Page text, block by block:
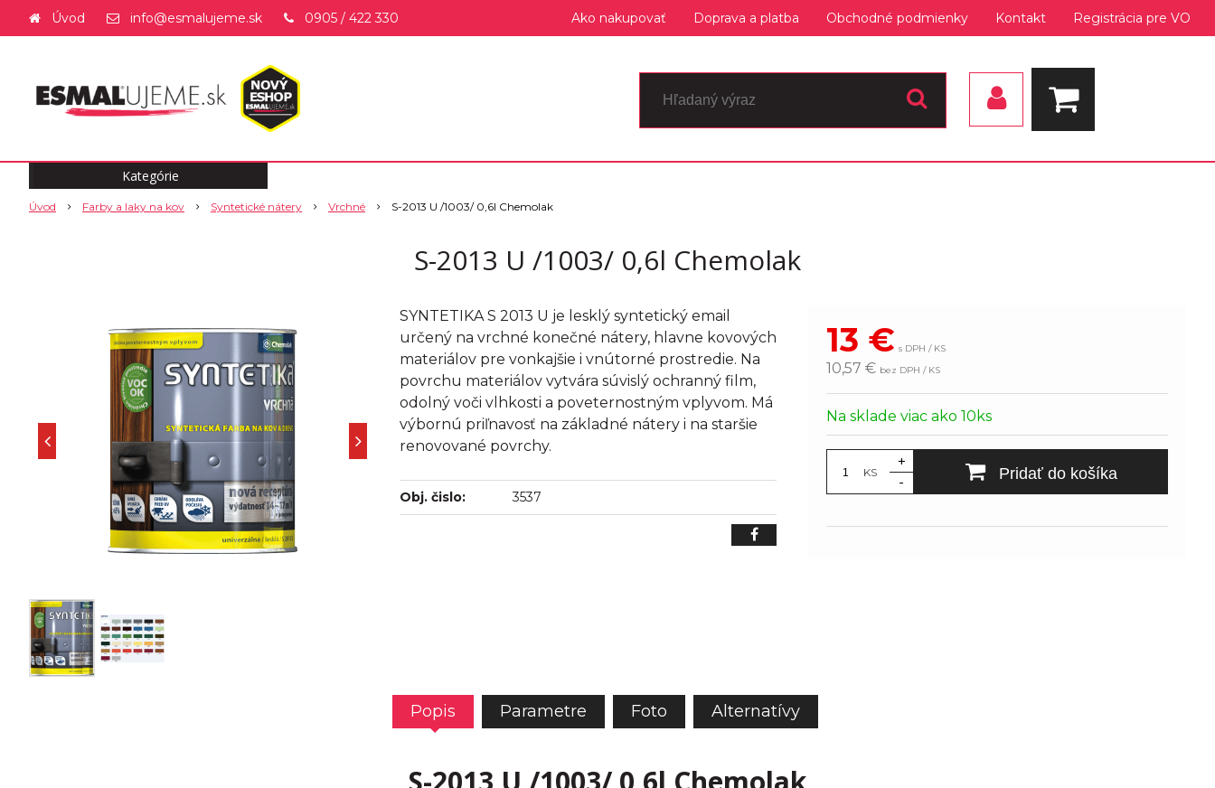
Úvod info@esmalujeme.sk 0905 / 422 330 Ako nakupovať Doprava a platba Obchodné podmienky Kontakt Registrácia pre VO
Úvod Farby a laky na kov Syntetické nátery Vrchné S-2013 U /1003/ 0,6l Chemolak
S-2013 U /1003/ 0,6l Chemolak
13 € s DPH / KS
10,57 € bez DPH / KS
Na sklade viac ako 10ks
KS
+
-
Pridať do košíka
SYNTETIKA S 2013 U je lesklý syntetický email
určený na vrchné konečné nátery, hlavne kovových
materiálov pre vonkajšie i vnútorné prostredie. Na
povrchu materiálov vytvára súvislý ochranný film,
odolný voči vlhkosti a poveternostným vplyvom. Má
výbornú priľnavosť na základné nátery i na staršie
renovované povrchy.
Obj. čislo: 3537
Popis Parametre Foto Alternatívy
Kategórie